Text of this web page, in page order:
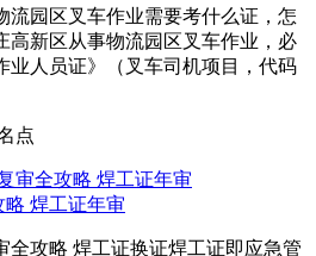
流园区叉车作业需要考什么证，怎
高新区从事物流园区叉车作业，‌必
业人员证》（叉车司机项目，代码
点
略 焊工证年审
全攻略 焊工证换证焊工证即应急管